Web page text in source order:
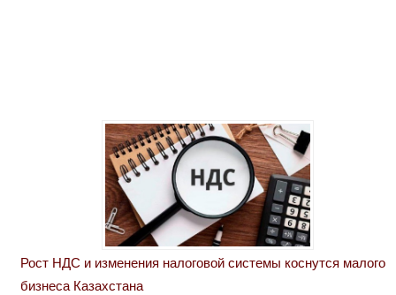
Рост НДС и изменения налоговой системы коснутся малого
бизнеса Казахстана